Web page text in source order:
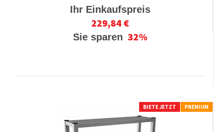
Ihr Einkaufspreis
229,84 €
Sie sparen 32%
BIETE JETZT PREMIUM